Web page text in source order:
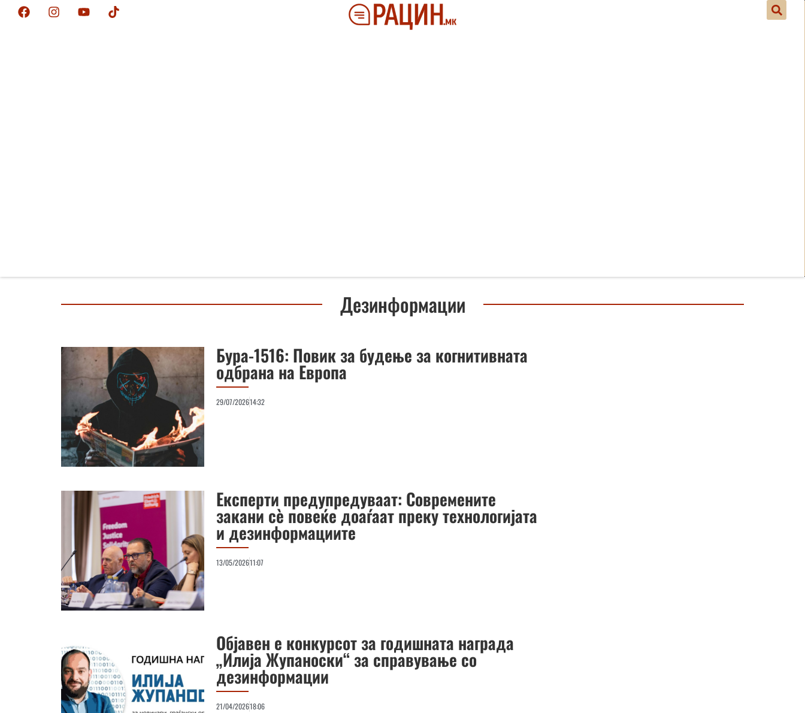
Дезинформации
Бура-1516: Повик за будење за когнитивната
одбрана на Европа
29/07/202614:32
Експерти предупредуваат: Современите
закани сè повеќе доаѓаат преку технологијата
и дезинформациите
13/05/202611:07
Објавен е конкурсот за годишната награда
„Илија Жупаноски“ за справување со
дезинформации
21/04/202618:06